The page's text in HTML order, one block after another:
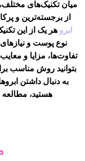
میان تکنیک‌های مختلف،
از برجسته‌ترین و
ابرو هر یک از این
نوع پوست و
تفاوت‌ها، مزایا و
بتوانید روش مناسب
به دنبال داشتن
هستید،